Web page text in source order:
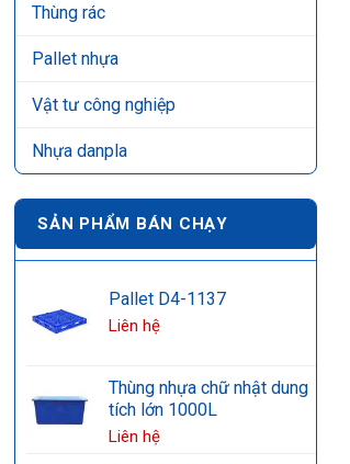
Thùng rác
Pallet nhựa
Vật tư công nghiệp
Nhựa danpla
SẢN PHẨM BÁN CHẠY
Pallet D4-1137
Liên hệ
Thùng nhựa chữ nhật dung
tích lớn 1000L
Liên hệ